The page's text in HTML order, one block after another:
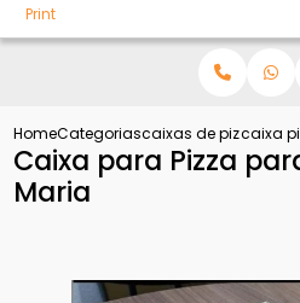
HomeCategoriascaixas de pizzacaixa
Caixa para Pizza
Maria